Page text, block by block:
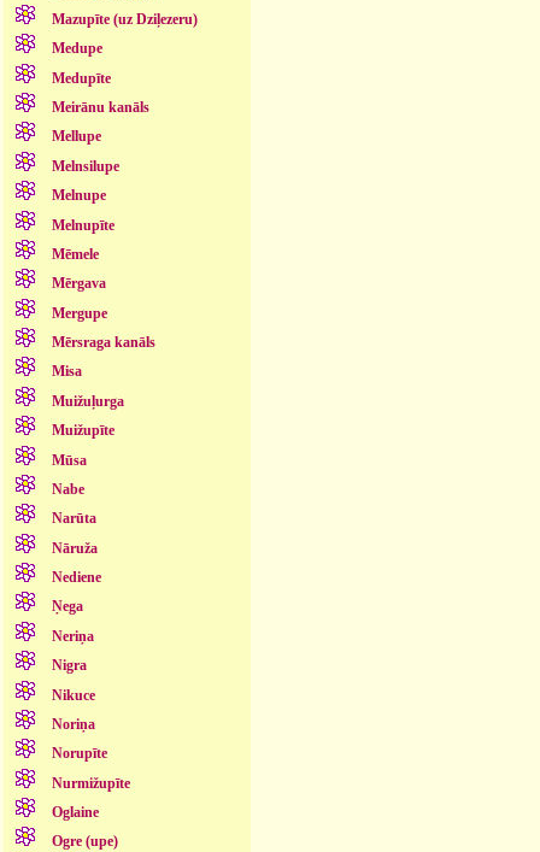
Mazupīte (uz Dziļezeru)
Medupe
Medupīte
Meirānu kanāls
Mellupe
Melnsilupe
Melnupe
Melnupīte
Mēmele
Mērgava
Mergupe
Mērsraga kanāls
Misa
Muižuļurga
Muižupīte
Mūsa
Nabe
Narūta
Nāruža
Nediene
Ņega
Neriņa
Nigra
Nikuce
Noriņa
Norupīte
Nurmižupīte
Oglaine
Ogre (upe)